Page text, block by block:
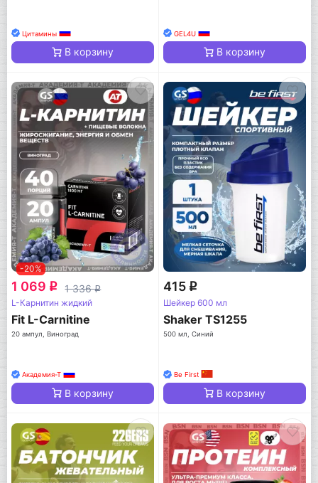
Цитамины
В корзину
GEL4U
В корзину
-20%
1 069 q 1 336q
L-Карнитин жидкий
Fit L-Carnitine
20 ампул, Виноград
Академия-Т
В корзину
415 q
Шейкер 600 мл
Shaker TS1255
500 мл, Синий
Be First
В корзину